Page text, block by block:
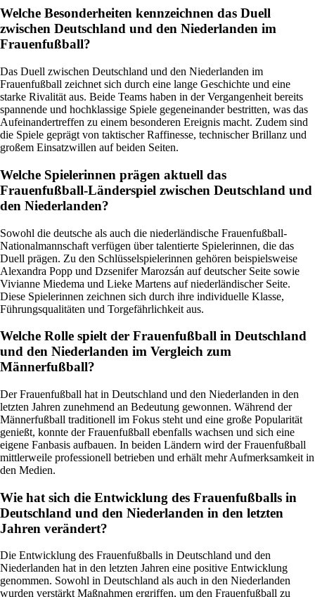
Welche Besonderheiten kennzeichnen das Duell
zwischen Deutschland und den Niederlanden im
Frauenfußball?
Das Duell zwischen Deutschland und den Niederlanden im
Frauenfußball zeichnet sich durch eine lange Geschichte und eine
starke Rivalität aus. Beide Teams haben in der Vergangenheit bereits
spannende und hochklassige Spiele gegeneinander bestritten, was das
Aufeinandertreffen zu einem besonderen Ereignis macht. Zudem sind
die Spiele geprägt von taktischer Raffinesse, technischer Brillanz und
großem Einsatzwillen auf beiden Seiten.
Welche Spielerinnen prägen aktuell das
Frauenfußball-Länderspiel zwischen Deutschland und
den Niederlanden?
Sowohl die deutsche als auch die niederländische Frauenfußball-
Nationalmannschaft verfügen über talentierte Spielerinnen, die das
Duell prägen. Zu den Schlüsselspielerinnen gehören beispielsweise
Alexandra Popp und Dzsenifer Marozsán auf deutscher Seite sowie
Vivianne Miedema und Lieke Martens auf niederländischer Seite.
Diese Spielerinnen zeichnen sich durch ihre individuelle Klasse,
Führungsqualitäten und Torgefährlichkeit aus.
Welche Rolle spielt der Frauenfußball in Deutschland
und den Niederlanden im Vergleich zum
Männerfußball?
Der Frauenfußball hat in Deutschland und den Niederlanden in den
letzten Jahren zunehmend an Bedeutung gewonnen. Während der
Männerfußball traditionell im Fokus steht und eine große Popularität
genießt, konnte der Frauenfußball ebenfalls wachsen und sich eine
eigene Fanbasis aufbauen. In beiden Ländern wird der Frauenfußball
mittlerweile professionell betrieben und erhält mehr Aufmerksamkeit in
den Medien.
Wie hat sich die Entwicklung des Frauenfußballs in
Deutschland und den Niederlanden in den letzten
Jahren verändert?
Die Entwicklung des Frauenfußballs in Deutschland und den
Niederlanden hat in den letzten Jahren eine positive Entwicklung
genommen. Sowohl in Deutschland als auch in den Niederlanden
wurden verstärkt Maßnahmen ergriffen, um den Frauenfußball zu